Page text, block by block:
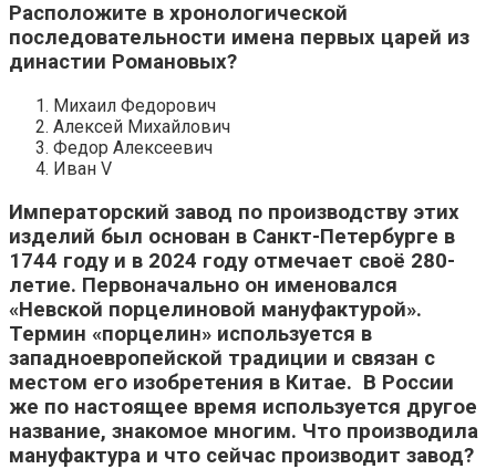
Расположите в хронологической
последовательности имена первых царей из
династии Романовых?
Михаил Федорович
Алексей Михайлович
Федор Алексеевич
Иван V
Императорский завод по производству этих
изделий был основан в Санкт-Петербурге в
1744 году и в 2024 году отмечает своё 280-
летие. Первоначально он именовался
«Невской порцелиновой мануфактурой».
Термин «порцелин» используется в
западноевропейской традиции и связан с
местом его изобретения в Китае. В России
же по настоящее время используется другое
название, знакомое многим. Что производила
мануфактура и что сейчас производит завод?